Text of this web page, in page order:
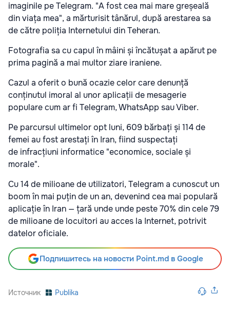
imaginile pe Telegram. "A fost cea mai mare greșeală
din viața mea", a mărturisit tânărul, după arestarea sa
de către poliția Internetului din Teheran.
Fotografia sa cu capul în mâini și încătușat a apărut pe
prima pagină a mai multor ziare iraniene.
Cazul a oferit o bună ocazie celor care denunță
conținutul imoral al unor aplicații de mesagerie
populare cum ar fi Telegram, WhatsApp sau Viber.
Pe parcursul ultimelor opt luni, 609 bărbați și 114 de
femei au fost arestați în Iran, fiind suspectați
de infracțiuni informatice "economice, sociale și
morale".
Cu 14 de milioane de utilizatori, Telegram a cunoscut un
boom în mai puțin de un an, devenind cea mai populară
aplicație în Iran — țară unde unde peste 70% din cele 79
de milioane de locuitori au acces la Internet, potrivit
datelor oficiale.
Подпишитесь на новости Point.md в Google
Источник Publika